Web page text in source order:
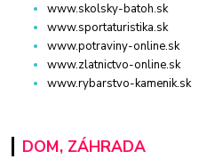
www.skolsky-batoh.sk
www.sportaturistika.sk
www.potraviny-online.sk
www.zlatnictvo-online.sk
www.rybarstvo-kamenik.sk
DOM, ZÁHRADA